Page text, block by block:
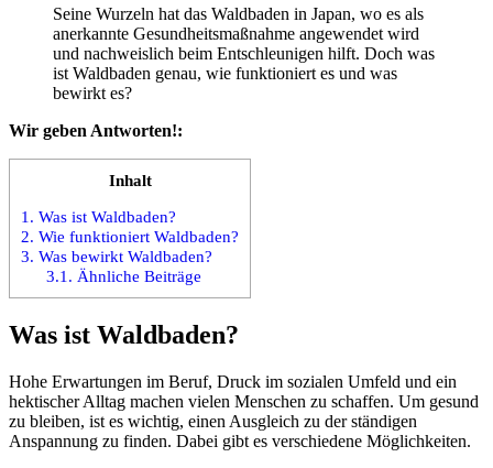
Seine Wurzeln hat das Waldbaden in Japan, wo es als
anerkannte Gesundheitsmaßnahme angewendet wird
und nachweislich beim Entschleunigen hilft. Doch was
ist Waldbaden genau, wie funktioniert es und was
bewirkt es?
Wir geben Antworten!:
Inhalt
1. Was ist Waldbaden?
2. Wie funktioniert Waldbaden?
3. Was bewirkt Waldbaden?
3.1. Ähnliche Beiträge
Was ist Waldbaden?
Hohe Erwartungen im Beruf, Druck im sozialen Umfeld und ein
hektischer Alltag machen vielen Menschen zu schaffen. Um gesund
zu bleiben, ist es wichtig, einen Ausgleich zu der ständigen
Anspannung zu finden. Dabei gibt es verschiedene Möglichkeiten.